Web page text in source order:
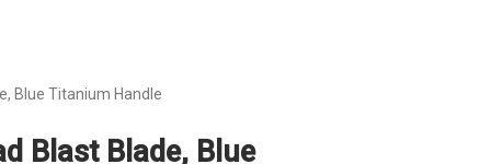
Blue Titanium Handle
Blast Blade, Blue